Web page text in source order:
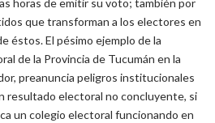
horas de emitir su voto; también por
que transforman a los electores en
éstos. El pésimo ejemplo de la
de la Provincia de Tucumán en la
preanuncia peligros institucionales
resultado electoral no concluyente, si
un colegio electoral funcionando en